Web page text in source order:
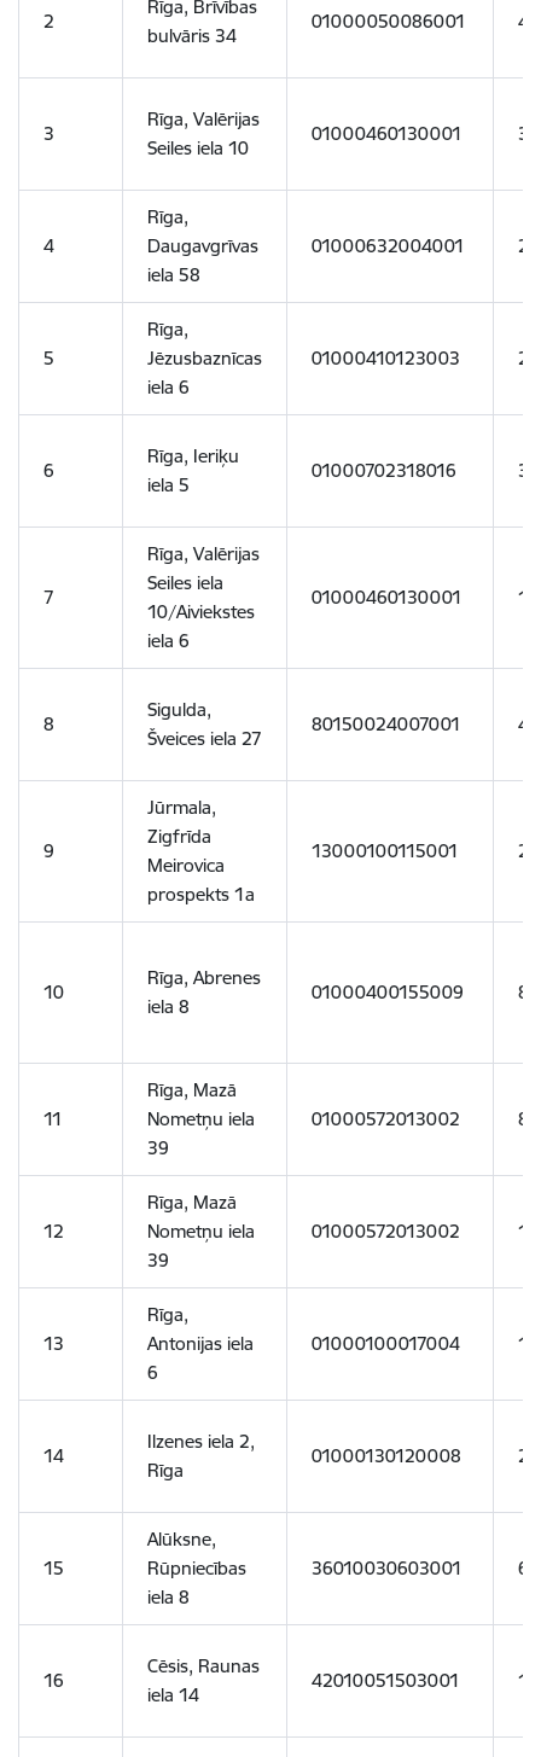
2
Rīga, Brīvības
bulvāris 34
01000050086001
3
Rīga, Valērijas
Seiles iela 10
01000460130001
4
Rīga,
Daugavgrīvas
iela 58
01000632004001
5
Rīga,
Jēzusbaznīcas
iela 6
01000410123003
6
Rīga, Ieriķu
iela 5
01000702318016
7
Rīga, Valērijas
Seiles iela
10/Aiviekstes
iela 6
01000460130001
8
Sigulda,
Šveices iela 27
80150024007001
9
Jūrmala,
Zigfrīda
Meirovica
prospekts 1a
13000100115001
10
Rīga, Abrenes
iela 8
01000400155009
11
Rīga, Mazā
Nometņu iela
39
01000572013002
12
Rīga, Mazā
Nometņu iela
39
01000572013002
13
Rīga,
Antonijas iela
6
01000100017004
14
Ilzenes iela 2,
Rīga
01000130120008
15
Alūksne,
Rūpniecības
iela 8
36010030603001
16
Cēsis, Raunas
iela 14
42010051503001